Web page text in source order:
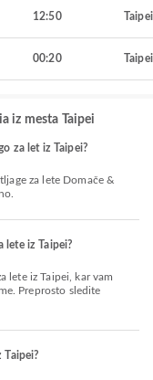
12:50 Taipei
00:20 Taipei
iz mesta Taipei
za let iz Taipei?
lete iz Taipei?
Preprosto sledite
Taipei?